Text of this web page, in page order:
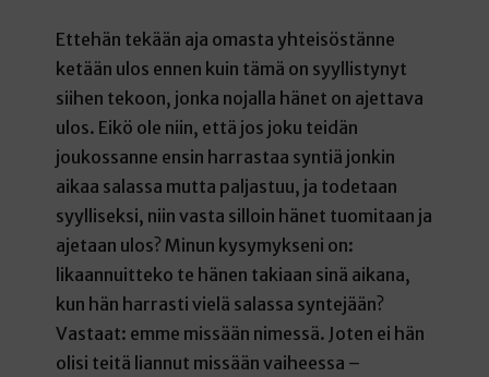
Ettehän tekään aja omasta yhteisöstänne
ketään ulos ennen kuin tämä on syyllistynyt
siihen tekoon, jonka nojalla hänet on ajettava
ulos. Eikö ole niin, että jos joku teidän
joukossanne ensin harrastaa syntiä jonkin
aikaa salassa mutta paljastuu, ja todetaan
syylliseksi, niin vasta silloin hänet tuomitaan ja
ajetaan ulos? Minun kysymykseni on:
likaannuitteko te hänen takiaan sinä aikana,
kun hän harrasti vielä salassa syntejään?
Vastaat: emme missään nimessä. Joten ei hän
olisi teitä liannut missään vaiheessa –